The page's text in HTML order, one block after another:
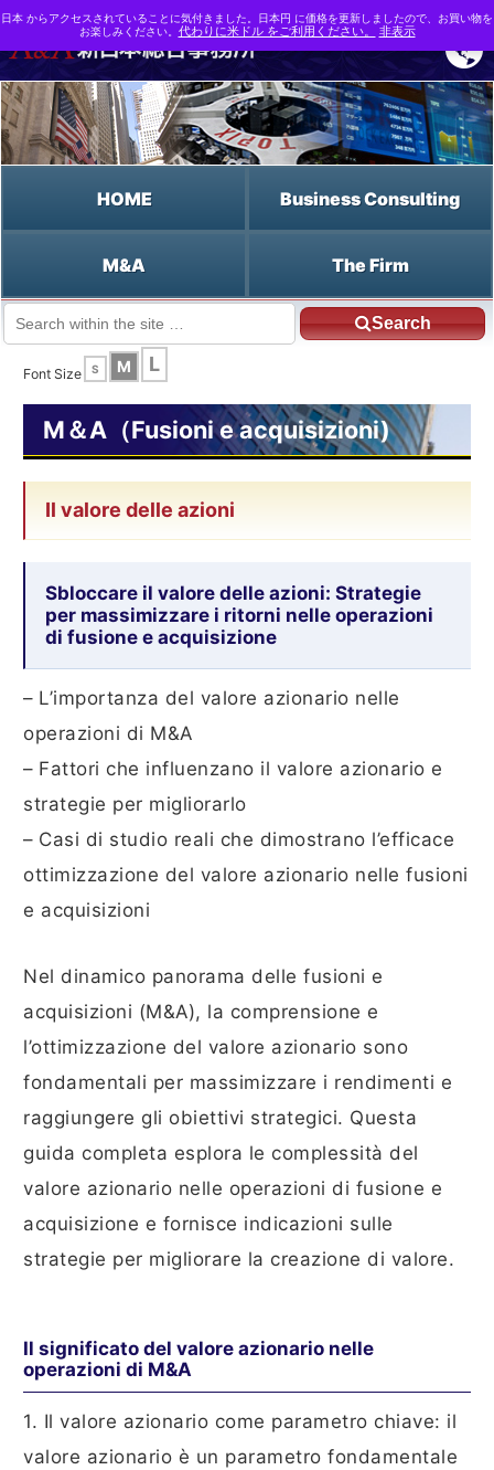
HOME Business Consulting
M&A The Firm
Search
Italiano HOME
Font Size
S M L
M＆A（Fusioni e acquisizioni)
Il valore delle azioni
Sbloccare il valore delle azioni: Strategie
per massimizzare i ritorni nelle operazioni
di fusione e acquisizione
– L’importanza del valore azionario nelle
operazioni di M&A
– Fattori che influenzano il valore azionario e
strategie per migliorarlo
– Casi di studio reali che dimostrano l’efficace
ottimizzazione del valore azionario nelle fusioni
e acquisizioni
Nel dinamico panorama delle fusioni e
acquisizioni (M&A), la comprensione e
l’ottimizzazione del valore azionario sono
fondamentali per massimizzare i rendimenti e
raggiungere gli obiettivi strategici. Questa
guida completa esplora le complessità del
valore azionario nelle operazioni di fusione e
acquisizione e fornisce indicazioni sulle
strategie per migliorare la creazione di valore.
Il significato del valore azionario nelle
operazioni di M&A
1. Il valore azionario come parametro chiave: il
valore azionario è un parametro fondamentale
日本 からアクセスされていることに気付きました。日本円 に価格を更新しましたので、お買い物を
お楽しみください。 代わりに米ドル をご利用ください。 非表示